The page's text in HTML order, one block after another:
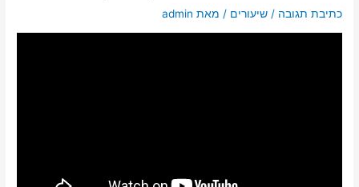
כתיבת תגובה /שיעורים / מאת admin